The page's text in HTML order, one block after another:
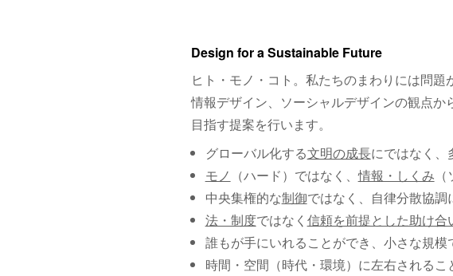
Design for a Sustainable Future
ヒト・モノ・コト。私たちのまわりには問題
情報デザイン、ソーシャルデザインの観点か
目指す提案を行います。
グローバル化する文明の成長にではなく、
モノ （ハード）ではなく、情報・しくみ
中央集権的な制御ではなく、自律分散協調
法・制度ではなく 信頼を前提とした助け合
誰もが手にいれることができ、小さな規模
時間・空間（時代・環境）に左右される